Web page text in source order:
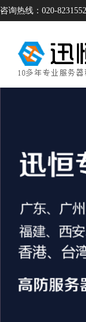
咨询热线：020-